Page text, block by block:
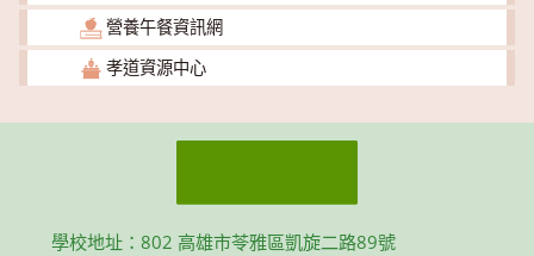
營養午餐資訊網
孝道資源中心
學校地址：802 高雄市苓雅區凱旋二路89號